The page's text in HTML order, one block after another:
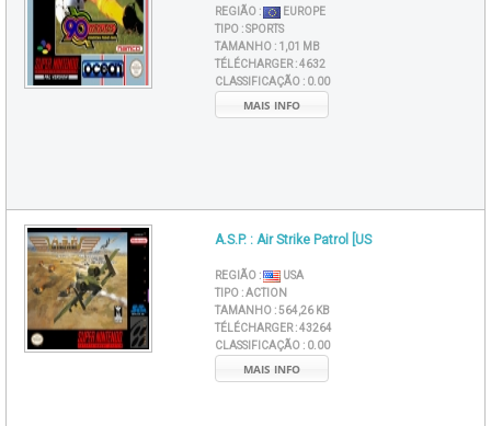
REGIÃO :
EUROPE
TIPO :SPORTS
TAMANHO : 1,01 MB
TÉLÉCHARGER :4632
CLASSIFICAÇÃO : 0.00
MAIS INFO
A.S.P. : Air Strike Patrol [US
REGIÃO :
USA
TIPO :ACTION
TAMANHO :564,26 KB
TÉLÉCHARGER :43264
CLASSIFICAÇÃO : 0.00
MAIS INFO